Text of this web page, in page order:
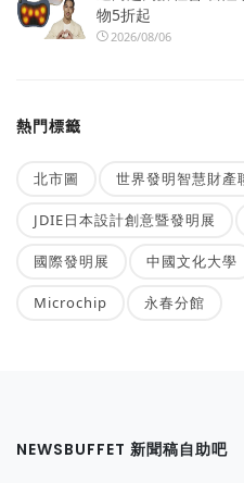
物5折起
2026/08/06
熱門標籤
北市圖 世界發明智慧財產
JDIE日本設計創意暨發明展
國際發明展 中國文化大學
Microchip 永春分館
NEWSBUFFET 新聞稿自助吧